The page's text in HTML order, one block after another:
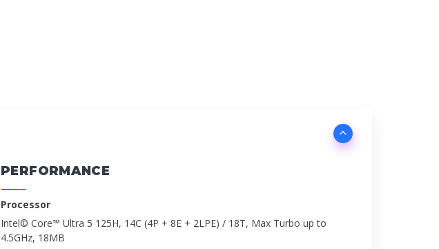
PERFORMANCE
Processor
Intel© Core™ Ultra 5 125H, 14C (4P + 8E + 2LPE) / 18T, Max Turbo up to
4.5GHz, 18MB